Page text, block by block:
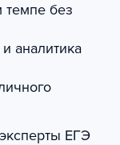
без
аналитика
ЕГЭ